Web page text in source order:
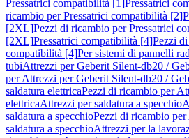
Pressatrici compatibilità [1]Pressatrici
ricambio per Pressatrici compatibilità [2]
[2XL]Pezzi di ricambio per Pressatrici
[2XL]Pressatrici compatibilità [4]Pezzi
compatibilità [4]Per sistemi di pannelli
tubiAttrezzi per Geberit Silent-db20 /
per Attrezzi per Geberit Silent-db20 /
saldatura elettricaPezzi di ricambio per
elettricaAttrezzi per saldatura a specchio
saldatura a specchioPezzi di ricambio
saldatura a specchioAttrezzi per la